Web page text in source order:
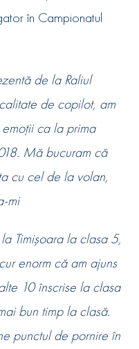
în Campionatul
de la Raliul
de copilot, am
ca la prima
Mă bucuram că
cu cel de la volan,
mi
Timișoara la clasa 5,
enorm că am ajuns
10 înscrise la clasa
bun timp la clasă.
punctul de pornire în